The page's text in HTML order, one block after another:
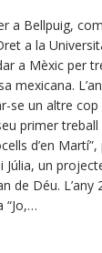
a Bellpuig,
a la
a Mèxic per
mexicana.
se un altre cop
primer
d’en
Júlia, un
de Déu. L’any
“Jo,…